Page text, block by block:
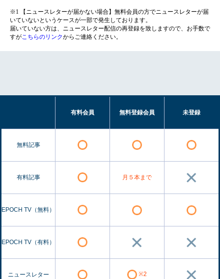
※1 【ニュースレターが届かない場合】無料会員の方でニュースレターが届
いていないというケースが一部で発生しております。
届いていない方は、ニュースレター配信の再登録を致しますので、お手数で
すがこちらのリンクからご連絡ください。
有料会員 無料登録会員 未登録
無料記事
有料記事 月５本まで
EPOCH TV（無料）
EPOCH TV（有料）
ニュースレター ※2